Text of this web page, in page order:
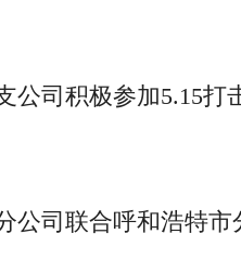
公司积极参加5.15
公司联合呼和浩特